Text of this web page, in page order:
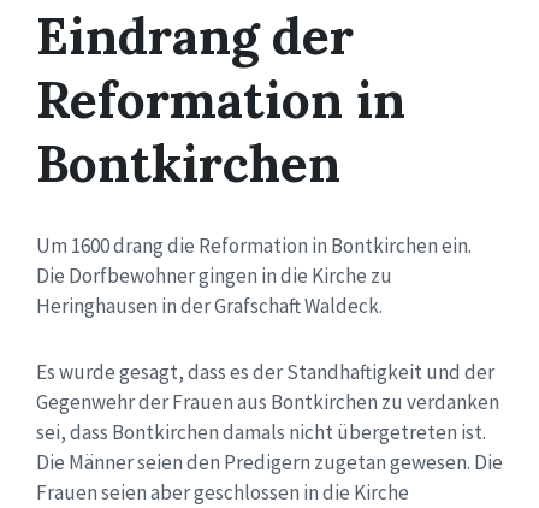
Eindrang der
Reformation in
Bontkirchen
Um 1600 drang die Reformation in Bontkirchen ein.
Die Dorfbewohner gingen in die Kirche zu
Heringhausen in der Grafschaft Waldeck.
Es wurde gesagt, dass es der Standhaftigkeit und der
Gegenwehr der Frauen aus Bontkirchen zu verdanken
sei, dass Bontkirchen damals nicht übergetreten ist.
Die Männer seien den Predigern zugetan gewesen. Die
Frauen seien aber geschlossen in die Kirche